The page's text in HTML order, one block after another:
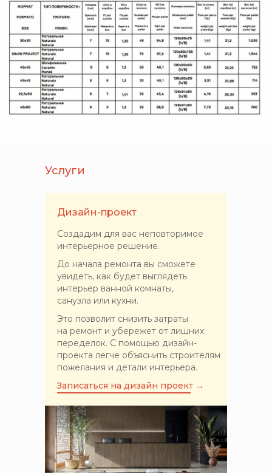
Услуги
Дизайн-проект
Создадим для вас неповторимое
интерьерное решение.
До начала ремонта вы сможете
увидеть, как будет выглядеть
интерьер ванной комнаты,
санузла или кухни.
Это позволит снизить затраты
на ремонт и убережет от лишних
переделок. С помощью дизайн-
проекта легче объяснить строителям
пожелания и детали интерьера.
Записаться на дизайн проект →